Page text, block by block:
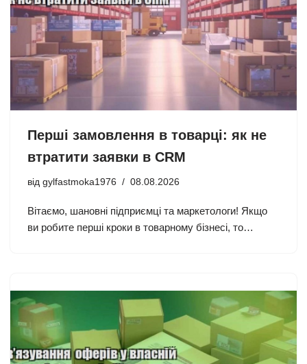
Перші замовлення в товарці: як не
втратити заявки в CRM
від gylfastmoka1976 08.08.2026
Вітаємо, шановні підприємці та маркетологи! Якщо
ви робите перші кроки в товарному бізнесі, то…